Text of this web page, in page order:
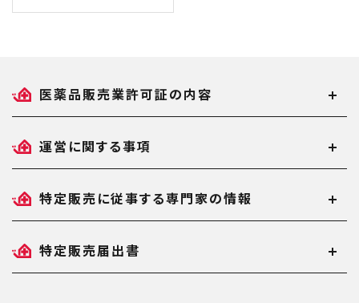
医薬品販売業許可証の内容
運営に関する事項
特定販売に従事する専門家の情報
特定販売届出書